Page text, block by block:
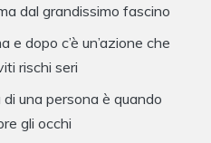
dal grandissimo fascino
dopo c’è un’azione che
rischi seri
una persona è quando
gli occhi